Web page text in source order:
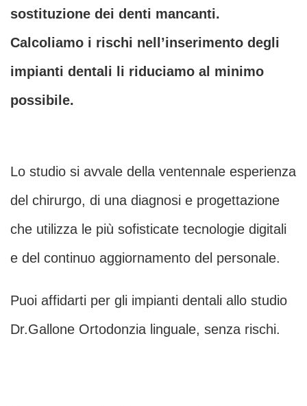
sostituzione dei denti mancanti.
Calcoliamo i rischi nell’inserimento degli
impianti dentali li riduciamo al minimo
possibile.
Lo studio si avvale della ventennale esperienza
del chirurgo, di una diagnosi e progettazione
che utilizza le più sofisticate tecnologie digitali
e del continuo aggiornamento del personale.
Puoi affidarti per gli impianti dentali allo studio
Dr.Gallone Ortodonzia linguale, senza rischi.